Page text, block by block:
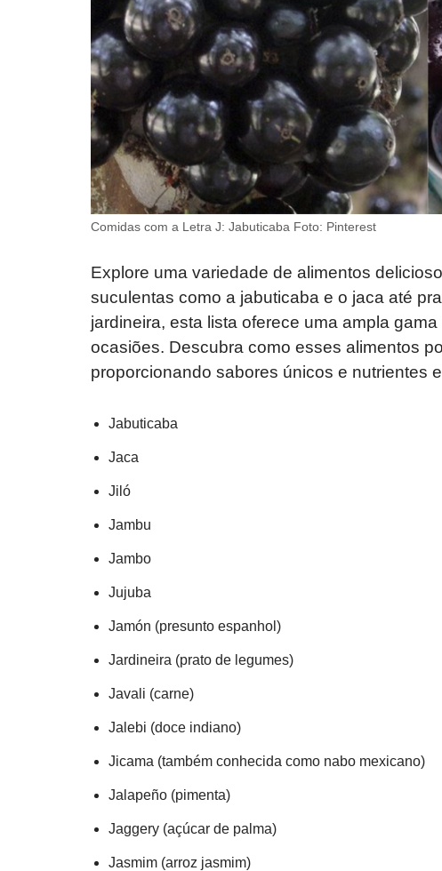
Comidas com a Letra J: Jabuticaba Foto: Pinterest
Explore uma variedade de alimentos
suculentas como a jabuticaba e o jaca até
jardineira, esta lista oferece uma ampla
ocasiões. Descubra como esses alimentos
proporcionando sabores únicos e nutrientes
Jabuticaba
Jaca
Jiló
Jambu
Jambo
Jujuba
Jamón (presunto espanhol)
Jardineira (prato de legumes)
Javali (carne)
Jalebi (doce indiano)
Jicama (também conhecida como nabo mexicano)
Jalapeño (pimenta)
Jaggery (açúcar de palma)
Jasmim (arroz jasmim)